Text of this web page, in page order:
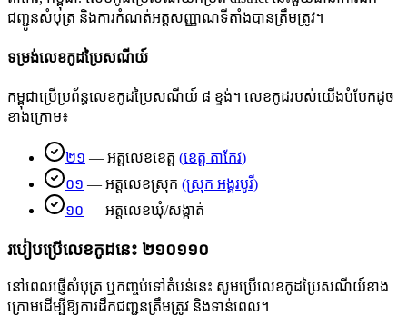
ជញ្ជូនសំបុត្រ និងការកំណត់អត្តសញ្ញាណទីតាំងបានត្រឹមត្រូវ។
ទម្រង់លេខកូដប្រៃសណីយ៍
កម្ពុជាប្រើប្រព័ន្ធលេខកូដប្រៃសណីយ៍ ៨ ខ្ទង់។ លេខកូដរបស់យើងបំបែកដូច
ខាងក្រោម៖
២១ — អត្តលេខខេត្ត (ខេត្ត តាកែវ)
០១ — អត្តលេខស្រុក (ស្រុក អង្គរបូរី)
១០ — អត្តលេខឃុំ/សង្កាត់
របៀបប្រើលេខកូដនេះ ២១០១១០
នៅពេលផ្ញើសំបុត្រ ឬកញ្ចប់ទៅតំបន់នេះ សូមប្រើលេខកូដប្រៃសណីយ៍ខាង
ក្រោមដើម្បីឱ្យការដឹកជញ្ជូនត្រឹមត្រូវ និងទាន់ពេល។